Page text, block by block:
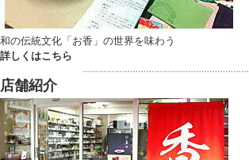
和の伝統文化「お香」の世界を味わう
詳しくはこちら
店舗紹介